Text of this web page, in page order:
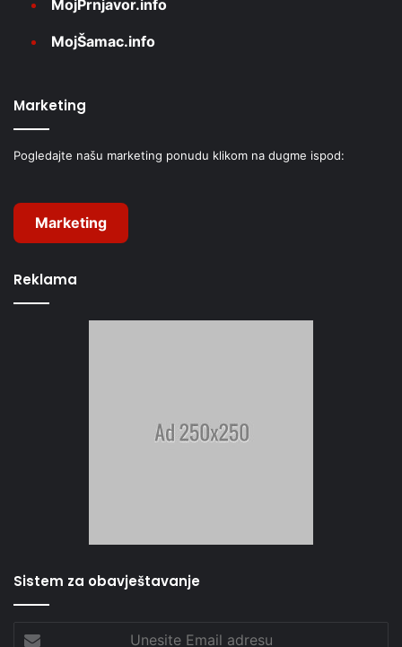
MojPrnjavor.info
MojŠamac.info
Marketing
Pogledajte našu marketing ponudu klikom na dugme ispod:
Marketing
Reklama
Sistem za obavještavanje